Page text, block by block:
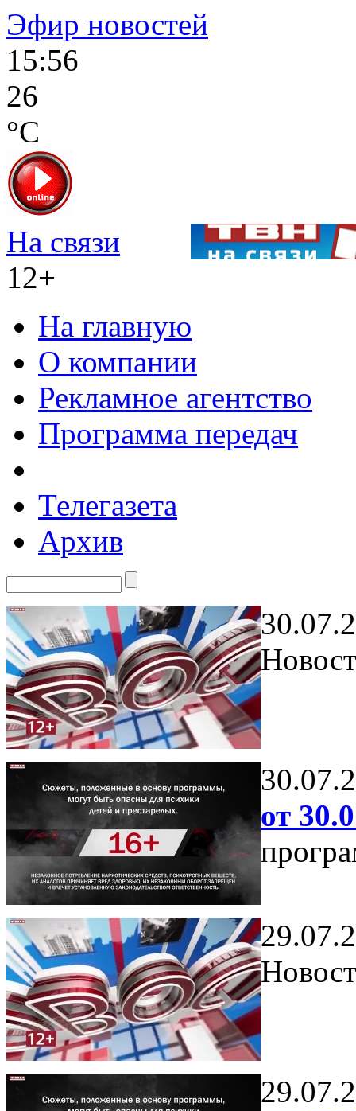
Эфир новостей
15:56
26
°C
На связи
12+
На главную
О компании
Рекламное агентство
Программа передач
Телегазета
Архив
от